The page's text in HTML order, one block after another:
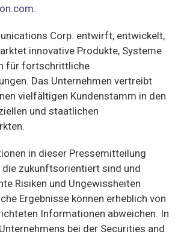
Corp. entwirft, entwickelt,
innovative Produkte, Systeme
für fortschrittliche
Das Unternehmen vertreibt
vielfältigen Kundenstamm in den
und staatlichen
in dieser Pressemitteilung
die zukunftsorientiert sind und
Risiken und Ungewissheiten
Ergebnisse können erheblich von
Informationen abweichen. In
bei der Securities and